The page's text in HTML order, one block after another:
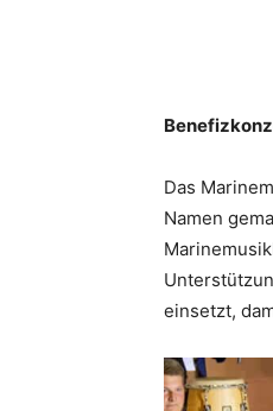
Das
Namen
einsetzt,